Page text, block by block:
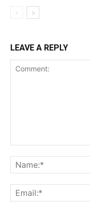
LEAVE A REPLY